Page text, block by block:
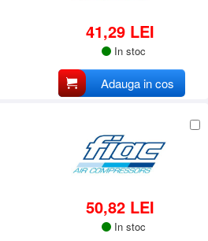
41,29 LEI
In stoc
Adauga in cos
50,82 LEI
In stoc